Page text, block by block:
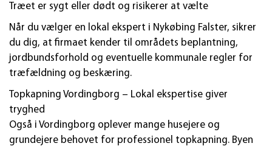
Træet er sygt eller dødt og risikerer at vælte
Når du vælger en lokal ekspert i Nykøbing Falster, sikrer
du dig, at firmaet kender til områdets beplantning,
jordbundsforhold og eventuelle kommunale regler for
træfældning og beskæring.
Topkapning Vordingborg – Lokal ekspertise giver
tryghed
Også i Vordingborg oplever mange husejere og
grundejere behovet for professionel topkapning. Byen